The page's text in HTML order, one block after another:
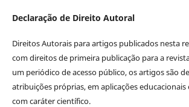
Declaração de Direito Autoral
Direitos Autorais para artigos publicados nesta
com direitos de primeira publicação para a
um periódico de acesso público, os artigos são
atribuições próprias, em aplicações educacionais
com caráter científico.